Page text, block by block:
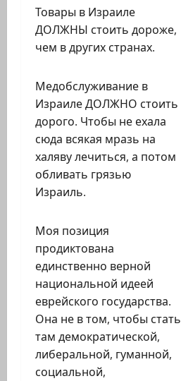
Товары в Израиле
ДОЛЖНЫ стоить дороже,
чем в других странах.
Медобслуживание в
Израиле ДОЛЖНО стоить
дорого. Чтобы не ехала
сюда всякая мразь на
халяву лечиться, а потом
обливать грязью
Израиль.
Моя позиция
продиктована
единственно верной
национальной идеей
еврейского государства.
Она не в том, чтобы стать
там демократической,
либеральной, гуманной,
социальной,